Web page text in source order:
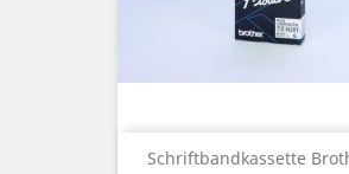
Schriftbandkassette